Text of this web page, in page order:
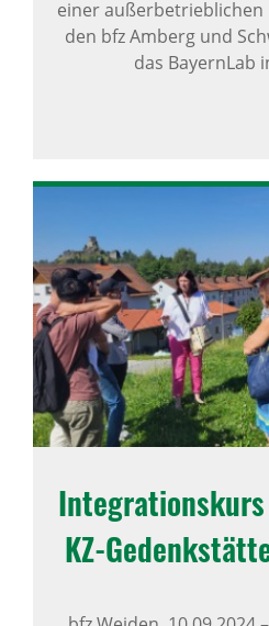
einer außerbetrieblichen
den bfz Amberg und
das BayernLab
KZ-